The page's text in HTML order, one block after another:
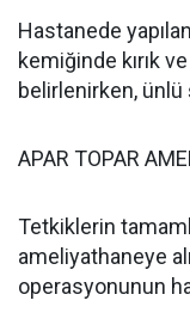
Hastanede
kemiğinde kırık
belirlenirken, ünlü
APAR TOPAR
Tetkiklerin
ameliyathaneye
operasyonunun